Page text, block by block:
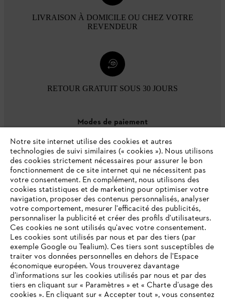
LIVRAISON À DOMICILE OU CHEZ VOTRE
REVENDEUR
RETOUR GRATUIT SOUS 30 JOURS
Modes de paiement
L'Entreprise
Questions / Réponses
Notre site internet utilise des cookies et autres
technologies de suivi similaires (« cookies »). Nous utilisons
des cookies strictement nécessaires pour assurer le bon
fonctionnement de ce site internet qui ne nécessitent pas
votre consentement. En complément, nous utilisons des
cookies statistiques et de marketing pour optimiser votre
navigation, proposer des contenus personnalisés, analyser
votre comportement, mesurer l'efficacité des publicités,
personnaliser la publicité et créer des profils d'utilisateurs.
Ces cookies ne sont utilisés qu'avec votre consentement.
Les cookies sont utilisés par nous et par des tiers (par
exemple Google ou Tealium). Ces tiers sont susceptibles de
traiter vos données personnelles en dehors de l'Espace
économique européen. Vous trouverez davantage
d’informations sur les cookies utilisés par nous et par des
tiers en cliquant sur « Paramètres » et « Charte d’usage des
cookies ». En cliquant sur « Accepter tout », vous consentez